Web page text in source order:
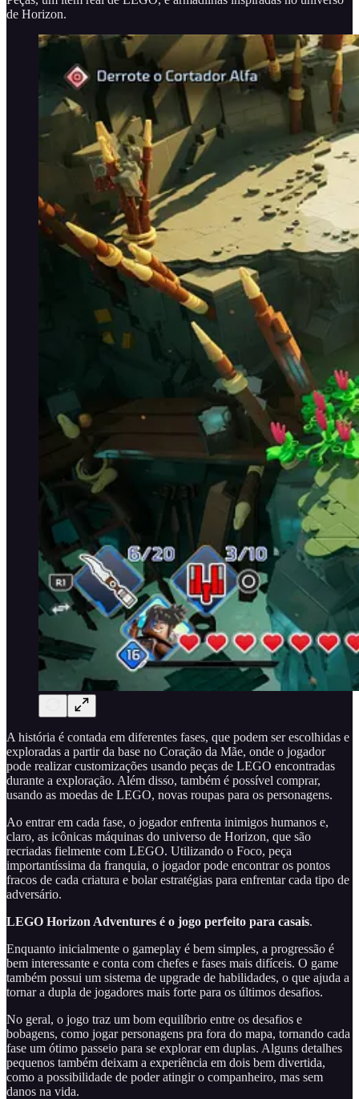
de Horizon.
A história é contada em diferentes fases, que podem ser escolhidas e
exploradas a partir da base no Coração da Mãe, onde o jogador
pode realizar customizações usando peças de LEGO encontradas
durante a exploração. Além disso, também é possível comprar,
usando as moedas de LEGO, novas roupas para os personagens.
Ao entrar em cada fase, o jogador enfrenta inimigos humanos e,
claro, as icônicas máquinas do universo de Horizon, que são
recriadas fielmente com LEGO. Utilizando o Foco, peça
importantíssima da franquia, o jogador pode encontrar os pontos
fracos de cada criatura e bolar estratégias para enfrentar cada tipo de
adversário.
LEGO Horizon Adventures é o jogo perfeito para casais.
Enquanto inicialmente o gameplay é bem simples, a progressão é
bem interessante e conta com chefes e fases mais difíceis. O game
também possui um sistema de upgrade de habilidades, o que ajuda a
tornar a dupla de jogadores mais forte para os últimos desafios.
No geral, o jogo traz um bom equilíbrio entre os desafios e
bobagens, como jogar personagens pra fora do mapa, tornando cada
fase um ótimo passeio para se explorar em duplas. Alguns detalhes
pequenos também deixam a experiência em dois bem divertida,
como a possibilidade de poder atingir o companheiro, mas sem
danos na vida.